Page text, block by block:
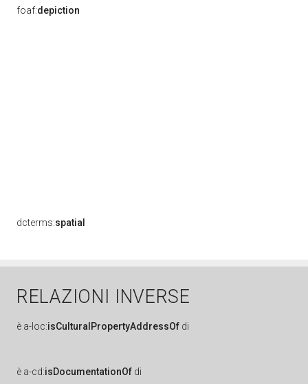
foaf:depiction
dcterms:spatial
RELAZIONI INVERSE
è a-loc:isCulturalPropertyAddressOf di
è a-cd:isDocumentationOf di